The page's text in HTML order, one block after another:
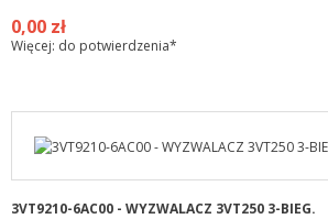
0,00 zł
Więcej: do potwierdzenia*
3VT9210-6AC00 - WYZWALACZ 3VT250 3-BIEG.